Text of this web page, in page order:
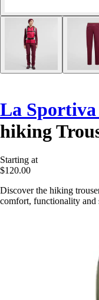
La Sportiva
hiking
Starting at
$120.00
Discover the hiking
comfort, functionality and